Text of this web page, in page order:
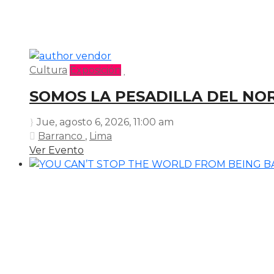
Cultura Exposición
SOMOS LA PESADILLA DEL
Jue, agosto 6, 2026, 11:00 am
Barranco , Lima
Ver Evento